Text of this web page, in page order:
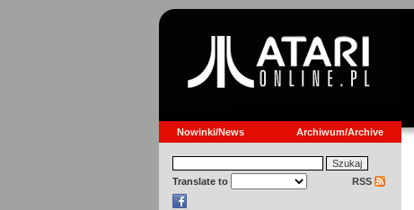
Nowinki/News Archiwum/Archive
Translate to RSS